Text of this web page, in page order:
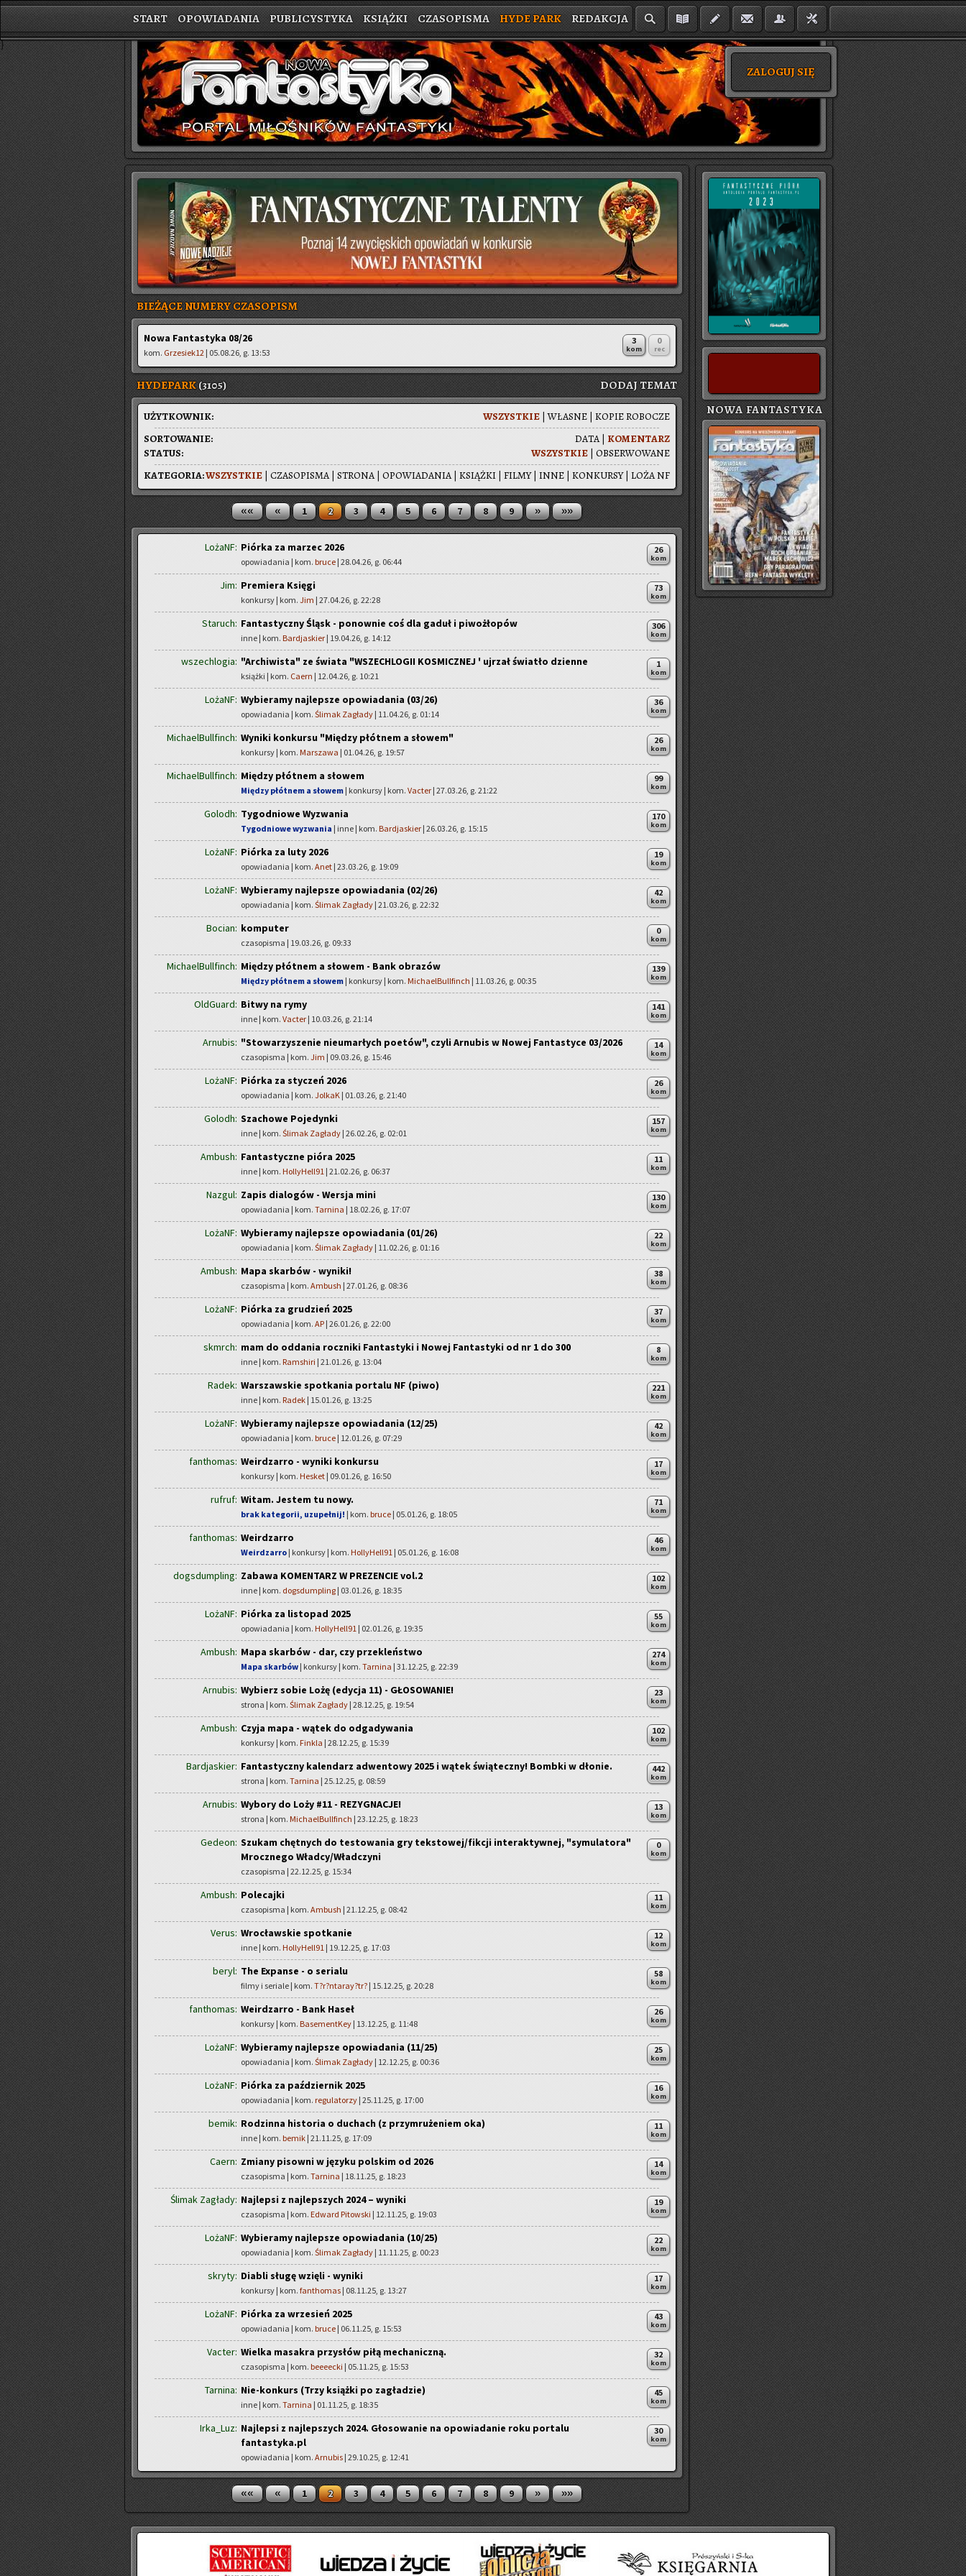
START OPOWIADANIA PUBLICYSTYKA KSIĄŻKI CZASOPISMA HYDE PARK REDAKCJA
ZALOGUJ SIĘ
}
BIEŻĄCE NUMERY CZASOPISM
Nowa Fantastyka 08/26
kom. Grzesiek12 | 05.08.26, g. 13:53
0
rec
3
kom
HYDEPARK(3105) DODAJ TEMAT
WSZYST­KIE |WŁA­SNE | KOPIE RO­BO­CZE
UŻYT­KOW­NIK:
DATA| KO­MEN­TARZ
WSZYST­KIE | OB­SER­WO­WA­NE
SOR­TO­WA­NIE:
STA­TUS:
WSZYST­KIE | CZA­SO­PI­SMA| STRO­NA| OPO­WIA­DA­NIA| KSIĄŻ­KI | FILMY| INNE | KON­KUR­SY| LOŻA NF
KA­TE­GO­RIA:
«« « 1 2 3 4 5 6 7 8 9 » »»
LożaNF: Piórka za marzec 2026
opowiadania | kom. bruce | 28.04.26, g. 06:44
26
kom
Jim: Premiera Księgi
konkursy | kom. Jim | 27.04.26, g. 22:28
73
kom
Staruch: Fantastyczny Śląsk - ponownie coś dla gaduł i piwożłopów
inne | kom. Bardjaskier | 19.04.26, g. 14:12
306
kom
wszechlogia: "Archiwista" ze świata "WSZECHLOGII KOSMICZNEJ ' ujrzał światło dzienne
książki | kom. Caern | 12.04.26, g. 10:21
1
kom
LożaNF: Wybieramy najlepsze opowiadania (03/26)
opowiadania | kom. Ślimak Zagłady | 11.04.26, g. 01:14
36
kom
MichaelBullfinch: Wyniki konkursu "Między płótnem a słowem"
konkursy | kom. Marszawa | 01.04.26, g. 19:57
26
kom
MichaelBullfinch: Między płótnem a słowem
Między płótnem a słowem | konkursy | kom. Vacter | 27.03.26, g. 21:22
99
kom
Golodh: Tygodniowe Wyzwania
Tygodniowe wyzwania | inne | kom. Bardjaskier | 26.03.26, g. 15:15
170
kom
LożaNF: Piórka za luty 2026
opowiadania | kom. Anet | 23.03.26, g. 19:09
19
kom
LożaNF: Wybieramy najlepsze opowiadania (02/26)
opowiadania | kom. Ślimak Zagłady | 21.03.26, g. 22:32
42
kom
Bocian: komputer
czasopisma | 19.03.26, g. 09:33
0
kom
MichaelBullfinch: Między płótnem a słowem - Bank obrazów
Między płótnem a słowem | konkursy | kom. MichaelBullfinch | 11.03.26, g. 00:35
139
kom
OldGuard: Bitwy na rymy
inne | kom. Vacter | 10.03.26, g. 21:14
141
kom
Arnubis: "Stowarzyszenie nieumarłych poetów", czyli Arnubis w Nowej Fantastyce 03/2026
czasopisma | kom. Jim | 09.03.26, g. 15:46
14
kom
LożaNF: Piórka za styczeń 2026
opowiadania | kom. JolkaK | 01.03.26, g. 21:40
26
kom
Golodh: Szachowe Pojedynki
inne | kom. Ślimak Zagłady | 26.02.26, g. 02:01
157
kom
Ambush: Fantastyczne pióra 2025
inne | kom. HollyHell91 | 21.02.26, g. 06:37
11
kom
Nazgul: Zapis dialogów - Wersja mini
opowiadania | kom. Tarnina | 18.02.26, g. 17:07
130
kom
LożaNF: Wybieramy najlepsze opowiadania (01/26)
opowiadania | kom. Ślimak Zagłady | 11.02.26, g. 01:16
22
kom
Ambush: Mapa skarbów - wyniki!
czasopisma | kom. Ambush | 27.01.26, g. 08:36
38
kom
LożaNF: Piórka za grudzień 2025
opowiadania | kom. AP | 26.01.26, g. 22:00
37
kom
skmrch: mam do oddania roczniki Fantastyki i Nowej Fantastyki od nr 1 do 300
inne | kom. Ramshiri | 21.01.26, g. 13:04
8
kom
Radek: Warszawskie spotkania portalu NF (piwo)
inne | kom. Radek | 15.01.26, g. 13:25
221
kom
LożaNF: Wybieramy najlepsze opowiadania (12/25)
opowiadania | kom. bruce | 12.01.26, g. 07:29
42
kom
fanthomas: Weirdzarro - wyniki konkursu
konkursy | kom. Hesket | 09.01.26, g. 16:50
17
kom
rufruf: Witam. Jestem tu nowy.
brak kategorii, uzupełnij! | kom. bruce | 05.01.26, g. 18:05
71
kom
fanthomas: Weirdzarro
Weirdzarro | konkursy | kom. HollyHell91 | 05.01.26, g. 16:08
46
kom
dogsdumpling: Zabawa KOMENTARZ W PREZENCIE vol.2
inne | kom. dogsdumpling | 03.01.26, g. 18:35
102
kom
LożaNF: Piórka za listopad 2025
opowiadania | kom. HollyHell91 | 02.01.26, g. 19:35
55
kom
Ambush: Mapa skarbów - dar, czy przekleństwo
Mapa skarbów | konkursy | kom. Tarnina | 31.12.25, g. 22:39
274
kom
Arnubis: Wybierz sobie Lożę (edycja 11) - GŁOSOWANIE!
strona | kom. Ślimak Zagłady | 28.12.25, g. 19:54
23
kom
Ambush: Czyja mapa - wątek do odgadywania
konkursy | kom. Finkla | 28.12.25, g. 15:39
102
kom
Bardjaskier: Fantastyczny kalendarz adwentowy 2025 i wątek świąteczny! Bombki w dłonie.
strona | kom. Tarnina | 25.12.25, g. 08:59
442
kom
Arnubis: Wybory do Loży #11 - REZYGNACJE!
strona | kom. MichaelBullfinch | 23.12.25, g. 18:23
13
kom
Gedeon: Szukam chętnych do testowania gry tekstowej/fikcji interaktywnej, "symulatora"
Mrocznego Władcy/Władczyni
czasopisma | 22.12.25, g. 15:34
0
kom
Ambush: Polecajki
czasopisma | kom. Ambush | 21.12.25, g. 08:42
11
kom
Verus: Wrocławskie spotkanie
inne | kom. HollyHell91 | 19.12.25, g. 17:03
12
kom
beryl: The Expanse - o serialu
filmy i seriale | kom. T?r?ntaray?tr? | 15.12.25, g. 20:28
58
kom
fanthomas: Weirdzarro - Bank Haseł
konkursy | kom. BasementKey | 13.12.25, g. 11:48
26
kom
LożaNF: Wybieramy najlepsze opowiadania (11/25)
opowiadania | kom. Ślimak Zagłady | 12.12.25, g. 00:36
25
kom
LożaNF: Piórka za październik 2025
opowiadania | kom. regulatorzy | 25.11.25, g. 17:00
16
kom
bemik: Rodzinna historia o duchach (z przymrużeniem oka)
inne | kom. bemik | 21.11.25, g. 17:09
11
kom
Caern: Zmiany pisowni w języku polskim od 2026
czasopisma | kom. Tarnina | 18.11.25, g. 18:23
14
kom
Ślimak Zagłady: Najlepsi z najlepszych 2024 – wyniki
czasopisma | kom. Edward Pitowski | 12.11.25, g. 19:03
19
kom
LożaNF: Wybieramy najlepsze opowiadania (10/25)
opowiadania | kom. Ślimak Zagłady | 11.11.25, g. 00:23
22
kom
skryty: Diabli sługę wzięli - wyniki
konkursy | kom. fanthomas | 08.11.25, g. 13:27
17
kom
LożaNF: Piórka za wrzesień 2025
opowiadania | kom. bruce | 06.11.25, g. 15:53
43
kom
Vacter: Wielka masakra przysłów piłą mechaniczną.
czasopisma | kom. beeeecki | 05.11.25, g. 15:53
32
kom
Tarnina: Nie-konkurs (Trzy książki po zagładzie)
inne | kom. Tarnina | 01.11.25, g. 18:35
45
kom
Irka_Luz: Najlepsi z najlepszych 2024. Głosowanie na opowiadanie roku portalu
fantastyka.pl
opowiadania | kom. Arnubis | 29.10.25, g. 12:41
30
kom
«« « 1 2 3 4 5 6 7 8 9 » »»
NOWA FANTASTYKA